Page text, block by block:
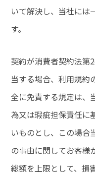
いて解決し、当社には
す。
契約が消費者契約法第
当する場合、利用規約
全に免責する規定は、
為又は瑕疵担保責任に
いものとし、この場合
の事由に関してお客様
総額を上限として、損